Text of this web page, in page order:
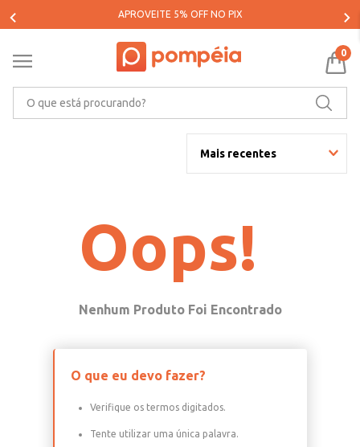
APROVEITE 5% OFF NO PIX
0
Mais recentes
Oops!
O que eu devo fazer?
Verifique os termos digitados.
Tente utilizar uma única palavra.